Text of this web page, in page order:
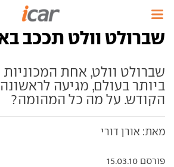
שברולט וולט תככב
שברולט וולט, אחת
ביותר בעולם, מגיעה
הקודש. על מה כל המהומה?
מאת: אורן דורי
פורסם 15.03.10